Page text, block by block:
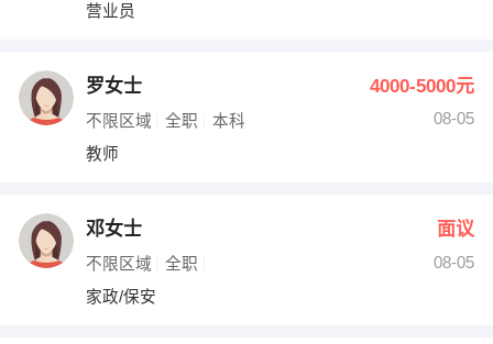
营业员
罗女士 4000-5000元
不限区域 全职 本科
08-05
教师
邓女士 面议
不限区域 全职
08-05
家政/保安